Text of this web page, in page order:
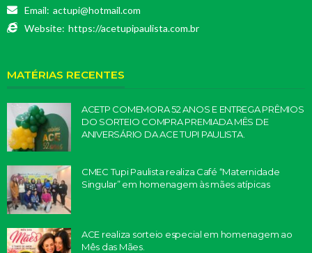
Email: actupi@hotmail.com
Website: https://acetupipaulista.com.br
MATÉRIAS RECENTES
ACETP COMEMORA 52 ANOS E ENTREGA PRÊMIOS
DO SORTEIO COMPRA PREMIADA MÊS DE
ANIVERSÁRIO DA ACE TUPI PAULISTA.
CMEC Tupi Paulista realiza Café “Maternidade
Singular” em homenagem às mães atípicas
ACE realiza sorteio especial em homenagem ao
Mês das Mães.